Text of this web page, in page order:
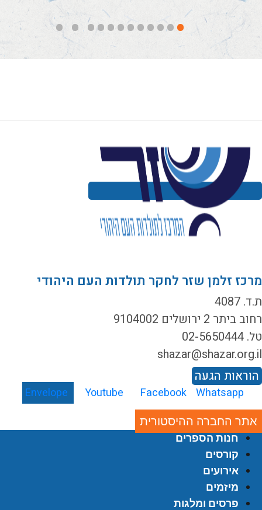
1
3
7
9
11
12
זלמן שזר לחקר תולדות העם היהודי
4087
ביתר 2 ירושלים 9104002
הגעה
Envelope Youtube Facebook Whatsapp
אתר החברה ההיסטורית
חנות הספרים
קורסים
אירועים
מיזמים
פרסים ומלגות